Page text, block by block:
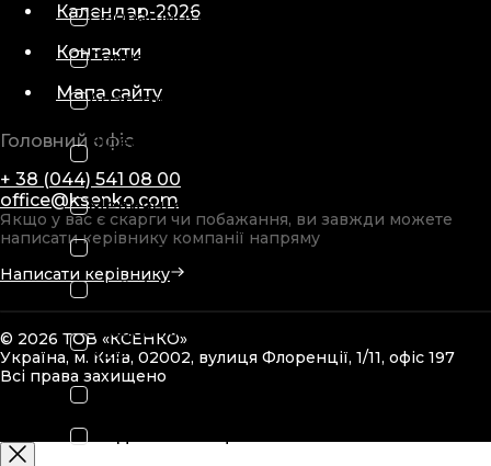
Операційні світильники
Спинальні дошки
Апарати електрохірургічні
Відеопроцесори та
Медичні столи
Монітори пацієнта
Шийні коміри медичні
Засоби іммобілізації типу
KED
Календар-2026
Контакти
Мапа сайту
Головний офіс
+ 38 (044) 541 08 00
office@ksenko.com
Якщо у вас є скарги чи побажання, ви завжди можете
написати керівнику компанії напряму
Написати керівнику
© 2026 ТОВ «КСЕНКО»
Україна, м. Київ, 02002, вулиця Флоренції, 1/11, офіс 197
Всі права захищено